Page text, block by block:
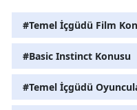
#Temel İçgüdü Film
#Basic Instinct Konusu
#Temel İçgüdü